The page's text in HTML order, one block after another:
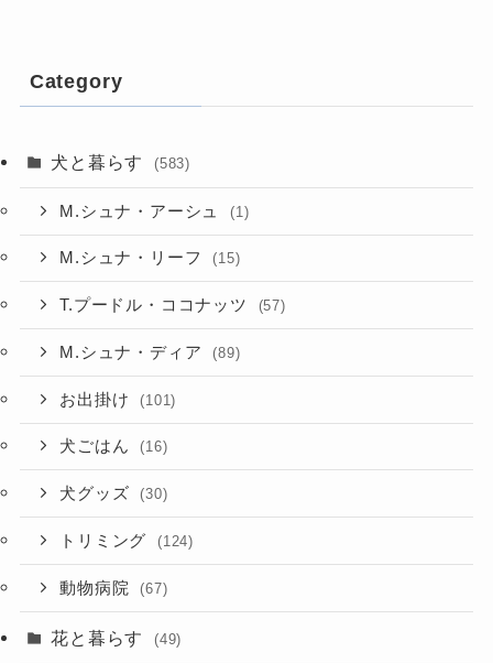
Category
犬と暮らす (583)
M.シュナ・アーシュ (1)
M.シュナ・リーフ (15)
T.プードル・ココナッツ (57)
M.シュナ・ディア (89)
お出掛け (101)
犬ごはん (16)
犬グッズ (30)
トリミング (124)
動物病院 (67)
花と暮らす (49)